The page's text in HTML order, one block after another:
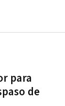
para
de